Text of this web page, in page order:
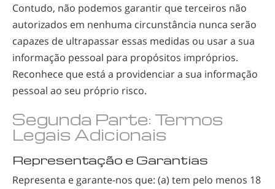
Contudo, não podemos garantir que terceiros não
autorizados em nenhuma circunstância nunca serão
capazes de ultrapassar essas medidas ou usar a sua
informação pessoal para propósitos impróprios.
Reconhece que está a providenciar a sua informação
pessoal ao seu próprio risco.
Segunda Parte: Termos
Legais Adicionais
Representação e Garantias
Representa e garante-nos que: (a) tem pelo menos 18